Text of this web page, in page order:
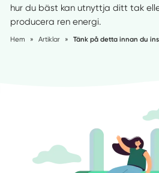
hur du bäst kan utnyttja ditt tak
producera ren energi.
Hem » Artiklar » Tänk på detta innan du